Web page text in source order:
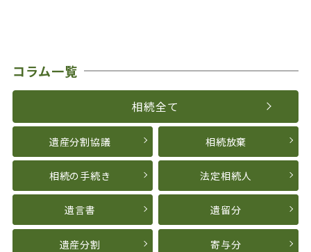
コラム一覧
相続全て
遺産分割協議 相続放棄
相続の手続き 法定相続人
遺言書 遺留分
遺産分割 寄与分